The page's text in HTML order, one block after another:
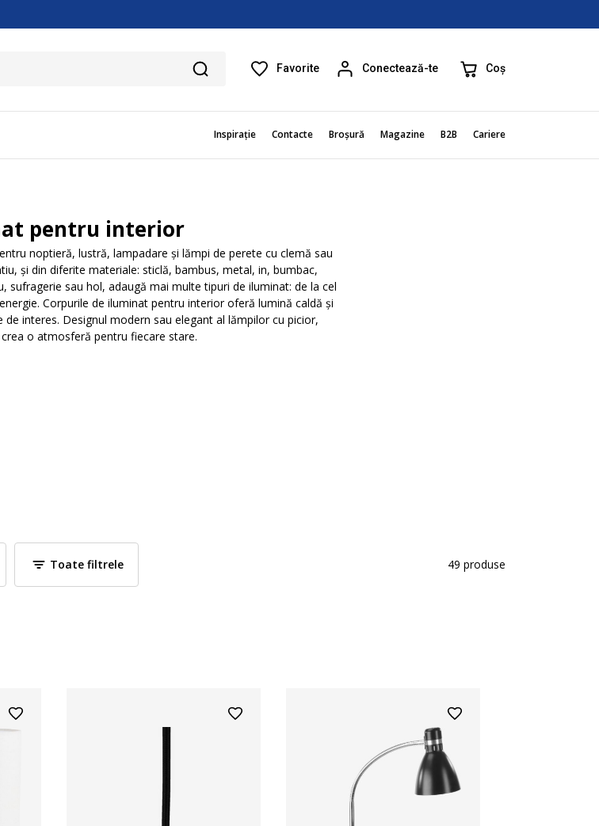
Favorite Conectează-te Coș
Inspirație Contacte Broșură Magazine B2B Cariere
pentru interior
noptieră, lustră, lampadare și lămpi de perete cu clemă sau
și din diferite materiale: sticlă, bambus, metal, in, bumbac,
sau hol, adaugă mai multe tipuri de iluminat: de la cel
Corpurile de iluminat pentru interior oferă lumină caldă și
interes. Designul modern sau elegant al lămpilor cu picior,
o atmosferă pentru fiecare stare.
Toate filtrele 49 produse